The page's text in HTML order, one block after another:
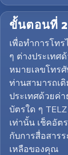
ขั้นตอนที่
เพื่อทำการโท
ๆ ต่างประเทศ
หมายเลขโทร
ท่านสามารถเ
ประเทศด้วยค่
บัตรใด ๆ
เท่านั้น เช็คอัต
กับการสื่อสาร
เหลือของคุณ